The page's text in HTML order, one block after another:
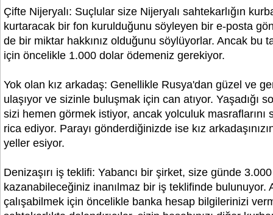
Çifte Nijeryalı: Suçlular size Nijeryalı sahtekarlığın
kurtaracak bir fon kurulduğunu söyleyen bir e-posta
de bir miktar hakkınız olduğunu söylüyorlar. Ancak bu
için öncelikle 1.000 dolar ödemeniz gerekiyor.
Yok olan kız arkadaş: Genellikle Rusya'dan güzel ve
ulaşıyor ve sizinle buluşmak için can atıyor. Yaşadığı
sizi hemen görmek istiyor, ancak yolculuk masraflarını
rica ediyor. Parayı gönderdiğinizde ise kız
yeller esiyor.
Denizaşırı iş teklifi: Yabancı bir şirket, size günde
kazanabileceğiniz inanılmaz bir iş teklifinde bulunuyor.
çalışabilmek için öncelikle banka hesap bilgilerinizi